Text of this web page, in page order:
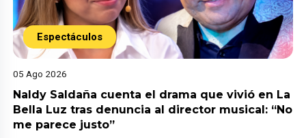
Espectáculos
05 Ago 2026
Naldy Saldaña cuenta el drama que vivió en La
Bella Luz tras denuncia al director musical: “No
me parece justo”